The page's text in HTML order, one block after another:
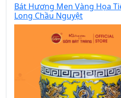
Bát Hương Men Vàng Họa
Long Chầu Nguyệt